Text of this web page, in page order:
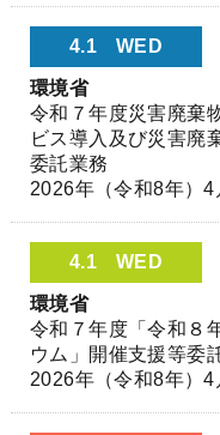
4.1 WED
環境省
令和７年度災害廃棄
ビス導入及び災害廃
委託業務
2026年（令和8年）4
4.1 WED
環境省
令和７年度「令和８
ウム」開催支援等委
2026年（令和8年）4